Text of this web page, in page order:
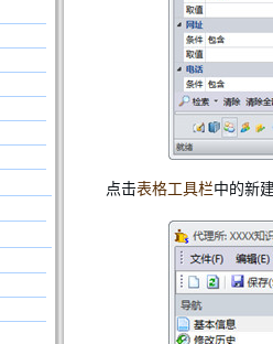
点击表格工具栏中的新